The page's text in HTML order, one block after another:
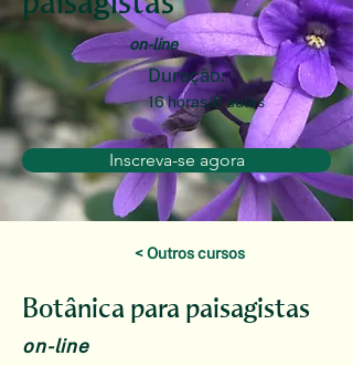
on-line
Duração:
16 horas/8 aulas
Inscreva-se agora
< Outros cursos
Botânica para paisagistas
on-line